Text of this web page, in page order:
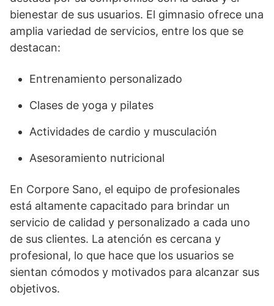
bienestar de sus usuarios. El gimnasio ofrece una
amplia variedad de servicios, entre los que se
destacan:
Entrenamiento personalizado
Clases de yoga y pilates
Actividades de cardio y musculación
Asesoramiento nutricional
En Corpore Sano, el equipo de profesionales
está altamente capacitado para brindar un
servicio de calidad y personalizado a cada uno
de sus clientes. La atención es cercana y
profesional, lo que hace que los usuarios se
sientan cómodos y motivados para alcanzar sus
objetivos.